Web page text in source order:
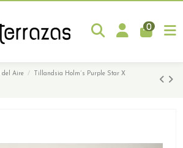
0
del Aire
Tillandsia Holm´s Purple Star X